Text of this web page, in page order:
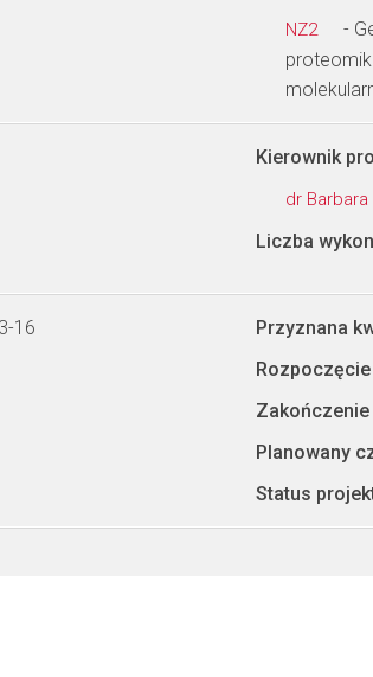
NZ2
-
Kierownik
dr
Liczba
16 Przyznana
Planowany
Status